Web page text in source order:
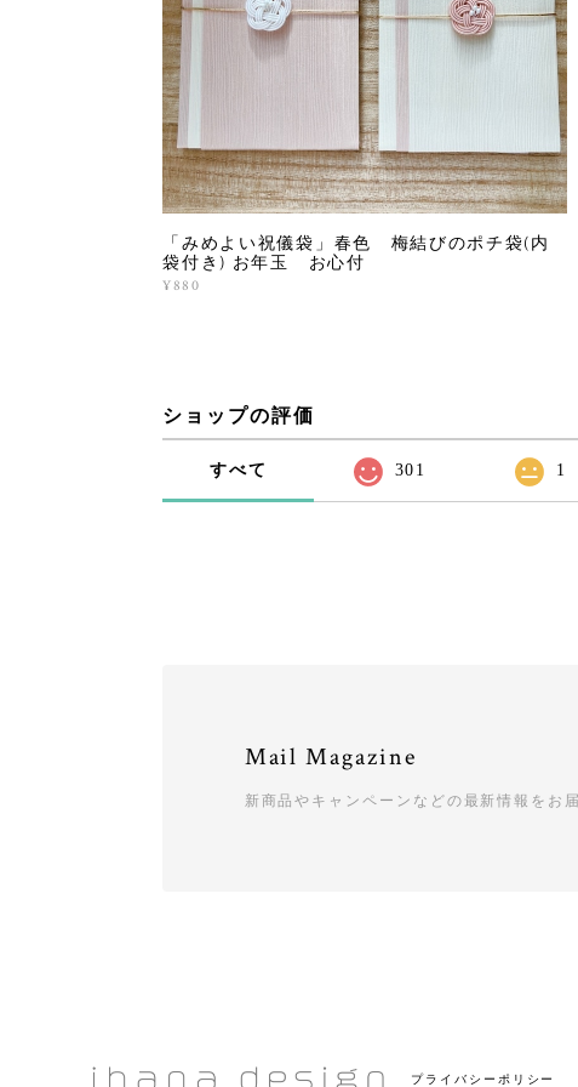
「みめよい祝儀袋」春色 梅結びのポチ袋(内
袋付き) お年玉 お心付
¥880
ショップの評価
すべて 301 1
Mail Magazine
新商品やキャンペーンなどの最新情報をお
プライバシーポリシー